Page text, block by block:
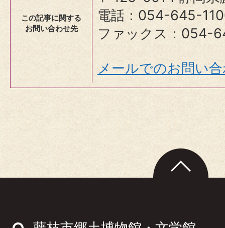
この記事に関する
お問い合わせ先
電話：054-645-
ファックス：054-
メールでのお問い
ペ
ー
ト